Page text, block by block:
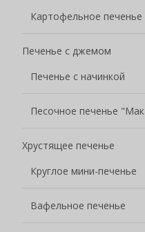
Картофельное печенье
Печенье с джемом
Печенье с начинкой
Песочное печенье
Хрустящее печенье
Круглое мини-печенье
Вафельное печенье